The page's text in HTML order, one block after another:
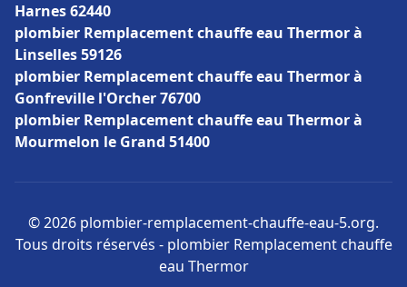
Harnes 62440
plombier Remplacement chauffe eau Thermor à
Linselles 59126
plombier Remplacement chauffe eau Thermor à
Gonfreville l'Orcher 76700
plombier Remplacement chauffe eau Thermor à
Mourmelon le Grand 51400
© 2026 plombier-remplacement-chauffe-eau-5.org.
Tous droits réservés - plombier Remplacement chauffe
eau Thermor